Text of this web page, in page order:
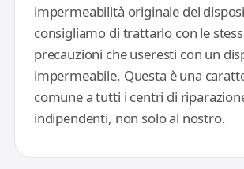
impermeabilità originale del
consigliamo di trattarlo con le
precauzioni che useresti con un
impermeabile. Questa è una
comune a tutti i centri di
indipendenti, non solo al nostro.